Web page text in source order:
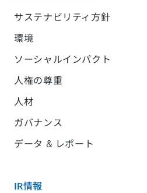
サステナビリティ方針
環境
ソーシャルインパクト
人権の尊重
人材
ガバナンス
データ & レポート
IR情報